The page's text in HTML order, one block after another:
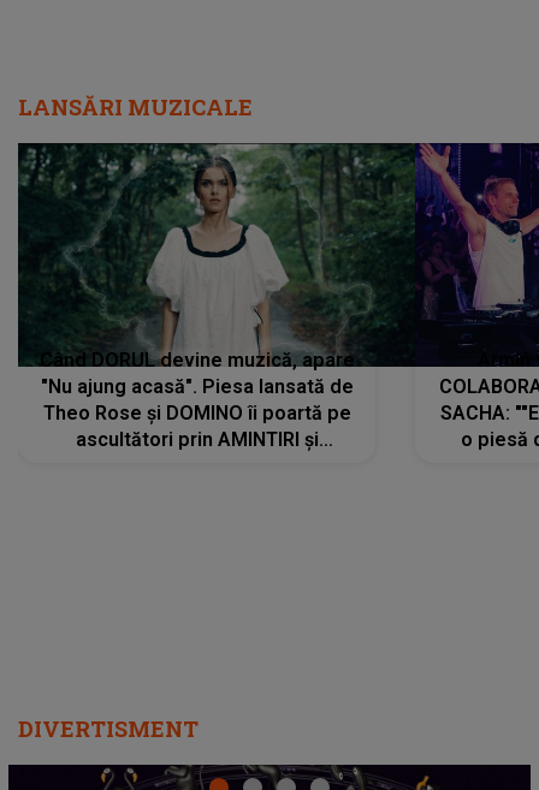
LANSĂRI MUZICALE
Când DORUL devine muzică, apare
"Nu ajung acasă". Piesa lansată de
Theo Rose și DOMINO îi poartă pe
ascultători prin AMINTIRI și
SACHA:
o piesă
DIVERTISMENT